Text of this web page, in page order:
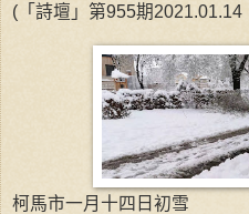
(「詩壇」第955期
柯馬市一月十四日初雪